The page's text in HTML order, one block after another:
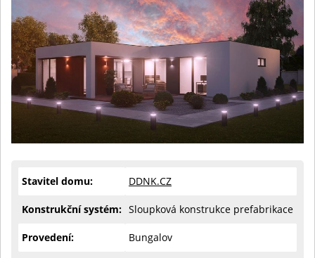
Stavitel domu: DDNK.CZ
Konstrukční systém: Sloupková konstrukce prefabrikace
Provedení: Bungalov